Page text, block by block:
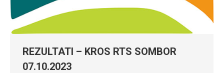
REZULTATI – KROS RTS SOMBOR
07.10.2023